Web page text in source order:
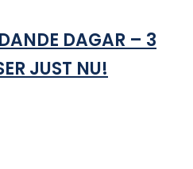
DAGAR – 3
JUST NU!